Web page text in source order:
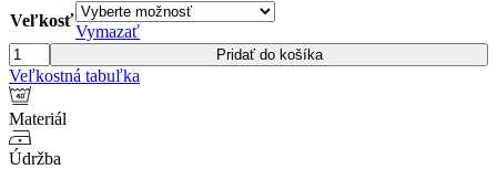
Veľkosť
Vymazať
množstvo
Pánske
tričko
#čierne
Pridať do košíka
Veľkostná tabuľka
Materiál
Údržba